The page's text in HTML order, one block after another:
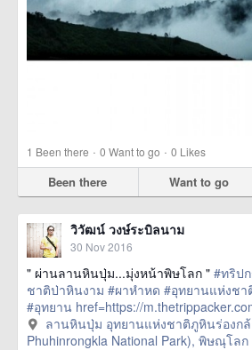
1 Been there · 0 Want to go · 0 Likes
Been there Want to go
วิวัฒน์ วงษ์ระบิลนาม
30 Nov 2016
" ผ่านลานหินปุ่ม...มุ่งหน้าพิษโลก " #ทริป
ชาติป่าหินงาม #ผาหำหด #อุทยานแห่งชา
#อุทยาน href=https://
ปุ่มอุทยานแห่งชาติภูหินร่อง
กล้า
ลานหินปุ่ม อุทยานแห่งชาติภูหินร่องกล้
Phuhinrongkla National Park), พิษณุโลก